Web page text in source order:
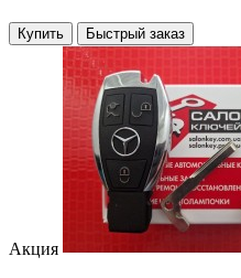
Купить
Акция